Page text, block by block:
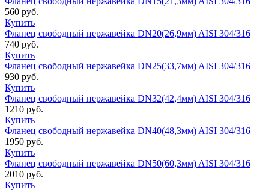
560 руб.
Купить
Фланец свободный нержавейка DN20(26,9мм) AISI 304/316
740 руб.
Купить
Фланец свободный нержавейка DN25(33,7мм) AISI 304/316
930 руб.
Купить
Фланец свободный нержавейка DN32(42,4мм) AISI 304/316
1210 руб.
Купить
Фланец свободный нержавейка DN40(48,3мм) AISI 304/316
1950 руб.
Купить
Фланец свободный нержавейка DN50(60,3мм) AISI 304/316
2010 руб.
Купить